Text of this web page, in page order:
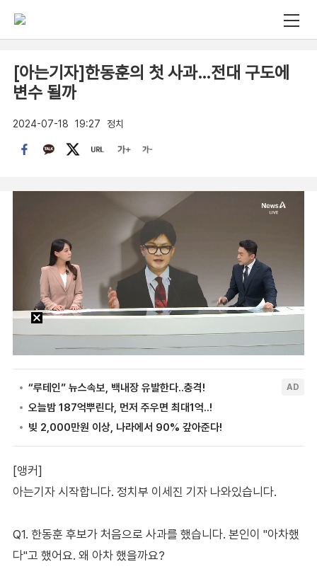
[아는기자]한동훈의 첫 사과…전대 구도에
변수 될까
2024-07-18 19:27 정치
[앵커]
아는기자 시작합니다. 정치부 이세진 기자 나와있습니다.
Q1. 한동훈 후보가 처음으로 사과를 했습니다. 본인이 "아차했
다"고 했어요. 왜 아차 했을까요?